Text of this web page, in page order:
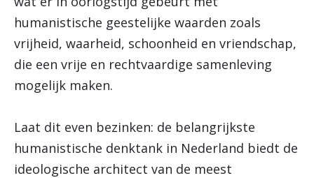
humanistische geestelijke waarden zoals
vrijheid, waarheid, schoonheid en vriendschap,
die een vrije en rechtvaardige samenleving
mogelijk maken.
Laat dit even bezinken: de belangrijkste
humanistische denktank in Nederland biedt de
ideologische architect van de meest